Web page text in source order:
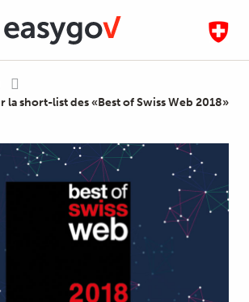
la short-list des «Best of Swiss Web 2018»